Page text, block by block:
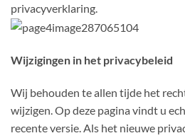
privacyverklaring.
Wijzigingen in het privacybeleid
Wij behouden te allen tijde het
wijzigen. Op deze pagina vindt u
recente versie. Als het nieuwe